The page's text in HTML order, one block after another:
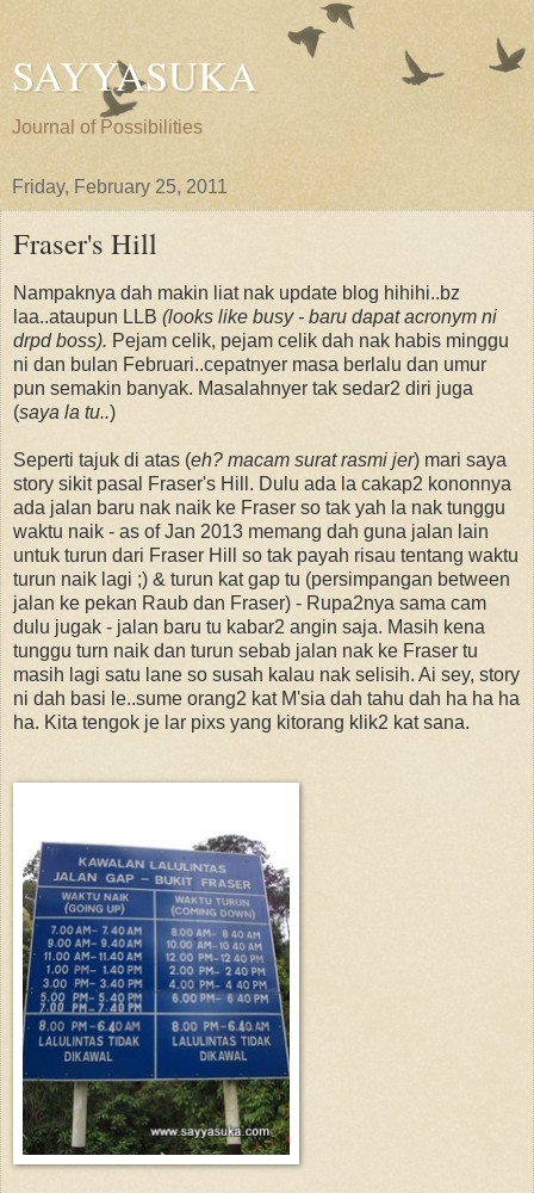
SAYYASUKA
Journal of Possibilities
Friday, February 25, 2011
Fraser's Hill
Nampaknya dah makin liat nak update blog hihihi..bz
laa..ataupun LLB (looks like busy - baru dapat acronym ni
drpd boss). Pejam celik, pejam celik dah nak habis minggu
ni dan bulan Februari..cepatnyer masa berlalu dan umur
pun semakin banyak. Masalahnyer tak sedar2 diri juga
(saya la tu..)
Seperti tajuk di atas (eh? macam surat rasmi jer) mari saya
story sikit pasal Fraser's Hill. Dulu ada la cakap2 kononnya
ada jalan baru nak naik ke Fraser so tak yah la nak tunggu
waktu naik - as of Jan 2013 memang dah guna jalan lain
untuk turun dari Fraser Hill so tak payah risau tentang waktu
turun naik lagi ;) & turun kat gap tu (persimpangan between
jalan ke pekan Raub dan Fraser) - Rupa2nya sama cam
dulu jugak - jalan baru tu kabar2 angin saja. Masih kena
tunggu turn naik dan turun sebab jalan nak ke Fraser tu
masih lagi satu lane so susah kalau nak selisih. Ai sey, story
ni dah basi le..sume orang2 kat M'sia dah tahu dah ha ha ha
ha. Kita tengok je lar pixs yang kitorang klik2 kat sana.